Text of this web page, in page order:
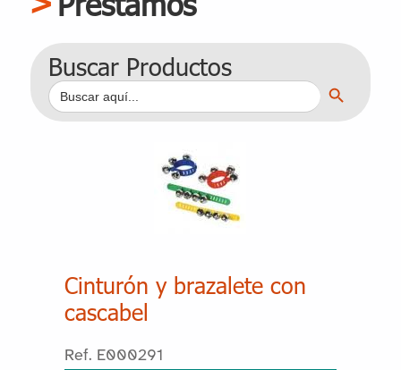
Buscar Productos
Buscar:
Cinturón y brazalete con
cascabel
Ref. E000291